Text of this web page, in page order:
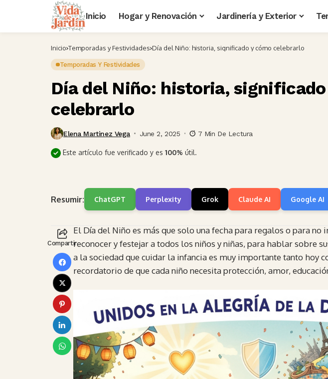
Inicio Hogar y Renovación Jardinería y Exterior
Inicio Temporadas y Festividades Día del Niño: historia, significado y cómo celebrarlo
Temporadas Y Festividades
Día del Niño: historia,
celebrarlo
Elena Martinez Vega June 2, 2025 7 Min De Lectura
Este artículo fue verificado y es 100% útil.
Resumir: ChatGPT Perplexity Grok Claude AI Google AI
Compartir
El Día del Niño es más que solo una fecha para regalos o para no
reconocer y festejar a todos los niños y niñas, para hablar sobre
a la sociedad que cuidar la infancia es muy importante tanto hoy
recordatorio de que cada niño necesita protección, amor,